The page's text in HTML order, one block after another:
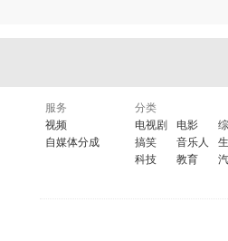
服务
视频
自媒体分成
分类
电视剧
电影
搞笑
音乐人
科技
教育